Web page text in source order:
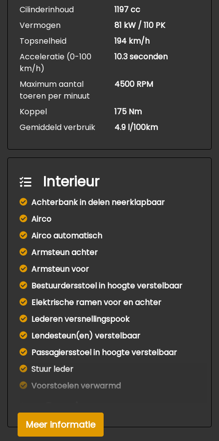
Cilinderinhoud
1197 cc
Vermogen
81 kW / 110 PK
Topsnelheid
194 km/h
Acceleratie (0-100
km/h)
10.3 seconden
Maximum aantal
toeren per minuut
4500 RPM
Koppel
175 Nm
Gemiddeld verbruik
4.9 l/100km
Interieur
Achterbank in delen neerklapbaar
Airco
Airco automatisch
Armsteun achter
Armsteun voor
Bestuurdersstoel in hoogte verstelbaar
Elektrische ramen voor en achter
Lederen versnellingspook
Lendesteun(en) verstelbaar
Passagiersstoel in hoogte verstelbaar
Stuur leder
Voorstoelen verwarmd
Overige
Anti blokkeer systeem
Meer informatie